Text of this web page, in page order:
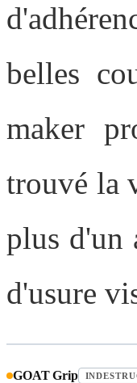
belles
maker
trouvé la
plus d'un
d'usure
GOAT Grip